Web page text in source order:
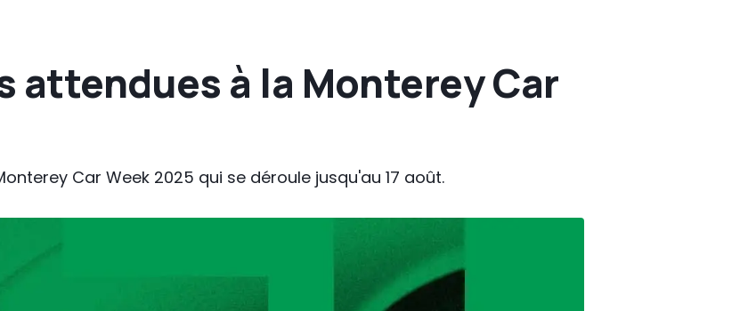
attendues à la Monterey Car
Car Week 2025 qui se déroule jusqu'au 17 août.